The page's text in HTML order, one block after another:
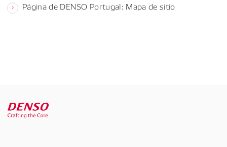
Página de DENSO Portugal: Mapa de sitio